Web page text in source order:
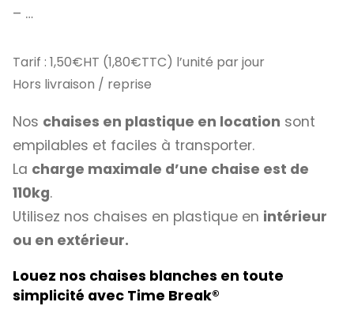
– …
Tarif : 1,50€HT (1,80€TTC) l’unité par jour
Hors livraison / reprise
Nos chaises en plastique en location sont
empilables et faciles à transporter.
La charge maximale d’une chaise est de
110kg.
Utilisez nos chaises en plastique en intérieur
ou en extérieur.
Louez nos chaises blanches en toute
simplicité avec Time Break®